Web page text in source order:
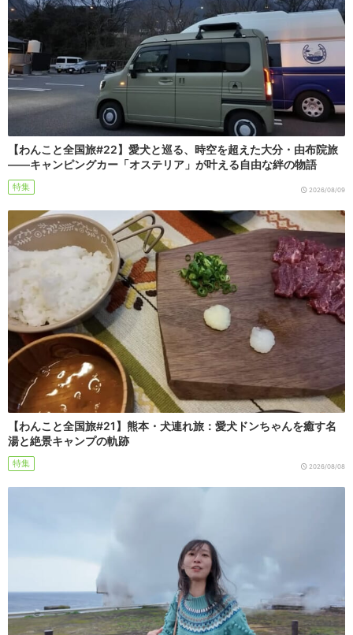
【わんこと全国旅#22】愛犬と巡る、時空を超えた大分・由布院旅
――キャンピングカー「オステリア」が叶える自由な絆の物語
特集 2026/08/09
【わんこと全国旅#21】熊本・犬連れ旅：愛犬ドンちゃんを癒す名
湯と絶景キャンプの軌跡
特集 2026/08/08